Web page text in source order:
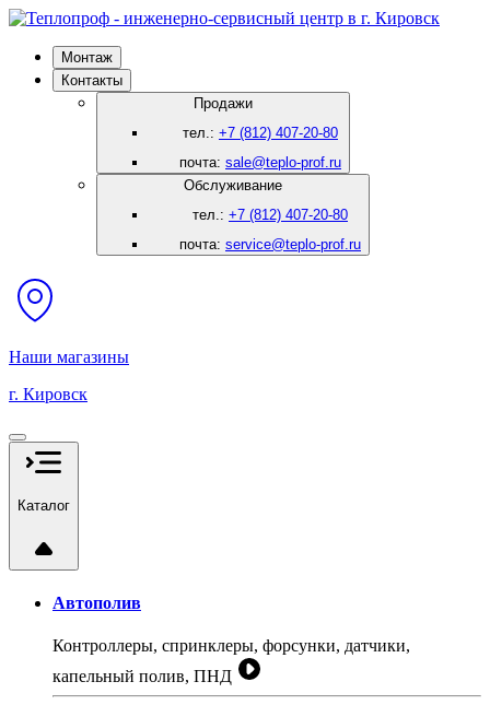
Монтаж
Контакты
Продажи
тел.: +7 (812) 407-20-80
почта: sale@teplo-prof.ru
Обслуживание
тел.: +7 (812) 407-20-80
почта: service@teplo-prof.ru
Наши магазины
г. Кировск
Каталог
Автополив
Контроллеры, спринклеры, форсунки, датчики,
капельный полив, ПНД